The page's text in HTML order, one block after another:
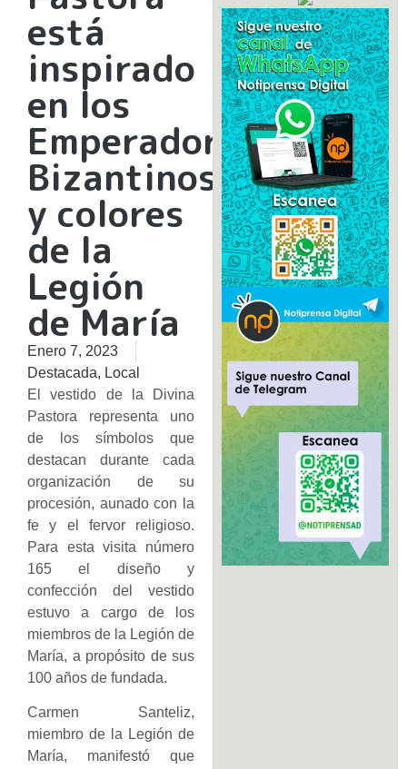
está
inspirado
en los
Emperadores
Bizantinos
y colores
de la
Legión
de María
Enero 7, 2023
Destacada, Local
El vestido de la Divina
Pastora representa uno
de los símbolos que
destacan durante cada
organización de su
procesión, aunado con la
fe y el fervor religioso.
Para esta visita número
165 el diseño y
confección del vestido
estuvo a cargo de los
miembros de la Legión de
María, a propósito de sus
100 años de fundada.
Carmen Santeliz,
miembro de la Legión de
María, manifestó que